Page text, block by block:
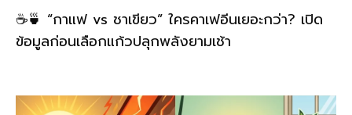
☕🍵 “กาแฟ vs ชาเขียว” ใครคาเฟอีนเยอะกว่า? เปิด
ข้อมูลก่อนเลือกแก้วปลุกพลังยามเช้า